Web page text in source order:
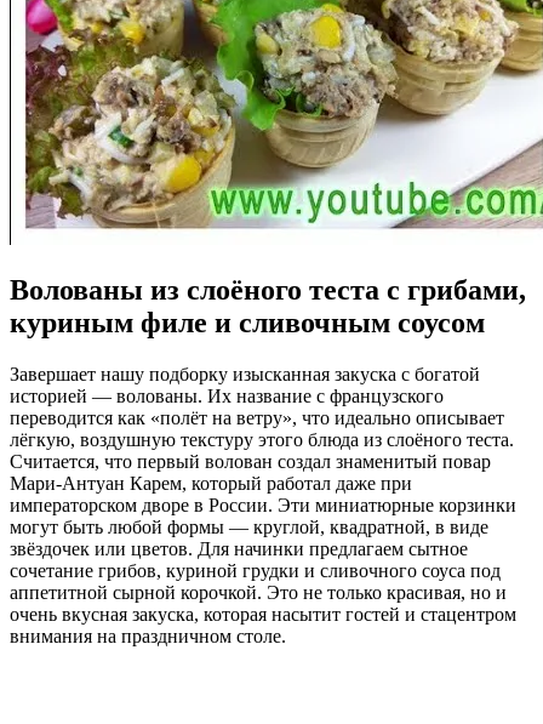
Волованы из слоёного теста с грибами,
куриным филе и сливочным соусом
Завершает нашу подборку изысканная закуска с богатой
историей — волованы. Их название с французского
переводится как «полёт на ветру», что идеально описывает
лёгкую, воздушную текстуру этого блюда из слоёного теста.
Считается, что первый волован создал знаменитый повар
Мари-Антуан Карем, который работал даже при
императорском дворе в России. Эти миниатюрные корзинки
могут быть любой формы — круглой, квадратной, в виде
звёздочек или цветов. Для начинки предлагаем сытное
сочетание грибов, куриной грудки и сливочного соуса под
аппетитной сырной корочкой. Это не только красивая, но и
очень вкусная закуска, которая насытит гостей и стацентром
внимания на праздничном столе.